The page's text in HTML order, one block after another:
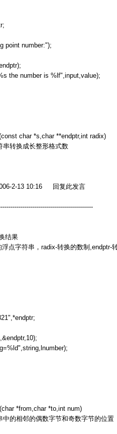
point number:");
the number is %lf",input,value);
char *s,char **endptr,int radix)
串转换成长整形格式数
2-13 10:16 回复此发言
结果
点字符串， radix-转换的数制 ,endptr-
*from,char *to,int num)
中的相邻的偶数字节和奇数字节的位置